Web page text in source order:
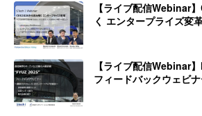
【ライブ配信Webinar
く エンタープライズ変
【ライブ配信Webinar
フィードバックウェビ